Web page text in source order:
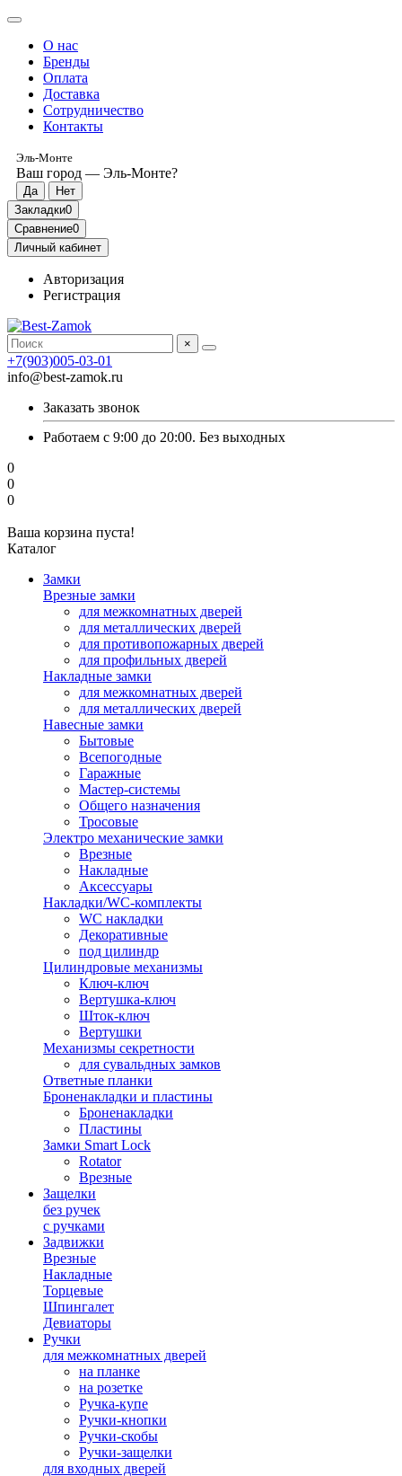
О нас
Бренды
Оплата
Доставка
Сотрудничество
Контакты
Эль-Монте
Ваш город — Эль-Монте?
Закладки0
Сравнение0
Личный кабинет
Авторизация
Регистрация
×
+7(903)005-03-01
info@best-zamok.ru
Заказать звонок
Работаем с 9:00 до 20:00. Без выходных
0
0
0
Ваша корзина пуста!
Каталог
Замки
Врезные замки
для межкомнатных дверей
для металлических дверей
для противопожарных дверей
для профильных дверей
Накладные замки
для межкомнатных дверей
для металлических дверей
Навесные замки
Бытовые
Всепогодные
Гаражные
Мастер-системы
Общего назначения
Тросовые
Электро механические замки
Врезные
Накладные
Аксессуары
Накладки/WC-комплекты
WC накладки
Декоративные
под цилиндр
Цилиндровые механизмы
Ключ-ключ
Вертушка-ключ
Шток-ключ
Вертушки
Механизмы секретности
для сувальдных замков
Ответные планки
Броненакладки и пластины
Броненакладки
Пластины
Замки Smart Lock
Rotator
Врезные
Защелки
без ручек
с ручками
Задвижки
Врезные
Накладные
Торцевые
Шпингалет
Девиаторы
Ручки
для межкомнатных дверей
на планке
на розетке
Ручка-купе
Ручки-кнопки
Ручки-скобы
Ручки-защелки
для входных дверей